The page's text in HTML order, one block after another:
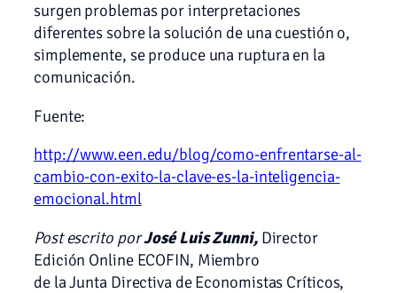
surgen problemas por interpretaciones
diferentes sobre la solución de una cuestión o,
simplemente, se produce una ruptura en la
comunicación.
Fuente:
http://www.een.edu/blog/como-enfrentarse-al-
cambio-con-exito-la-clave-es-la-inteligencia-
emocional.html
Post escrito porJosé Luis Zunni, Director
Edición Online ECOFIN, Miembro
de la Junta Directiva de Economistas Críticos,